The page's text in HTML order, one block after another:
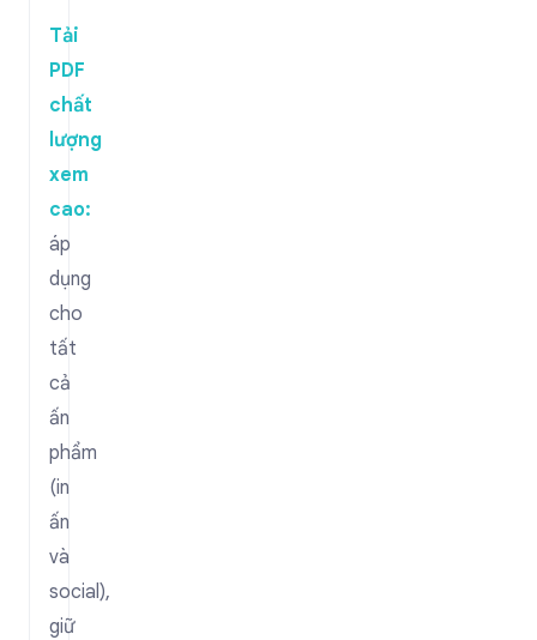
Tải
PDF
chất
lượng
xem
cao:
áp
dụng
cho
tất
cả
ấn
phẩm
(in
ấn
và
social),
giữ